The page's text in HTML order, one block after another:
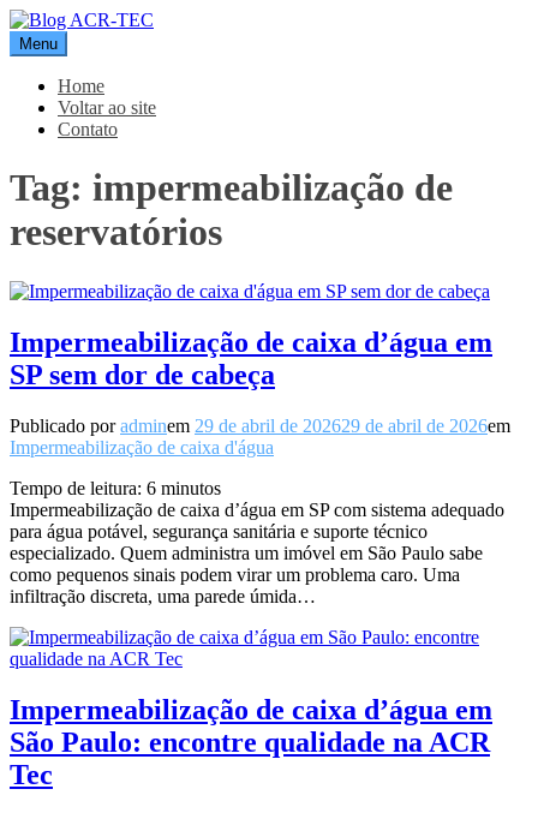
Pular
para
o
conteúdo
Blog ACR-TEC
Menu
Home
Voltar ao site
Contato
Tag: impermeabilização de
reservatórios
Impermeabilização de caixa d’água em
SP sem dor de cabeça
Publicado poradminem 29 de abril de 202629 de abril de 2026em
Impermeabilização de caixa d'água
Tempo de leitura: 6 minutos
Impermeabilização de caixa d’água em SP com sistema adequado
para água potável, segurança sanitária e suporte técnico
especializado. Quem administra um imóvel em São Paulo sabe
como pequenos sinais podem virar um problema caro. Uma
infiltração discreta, uma parede úmida…
Impermeabilização de caixa d’água em
São Paulo: encontre qualidade na ACR
Tec